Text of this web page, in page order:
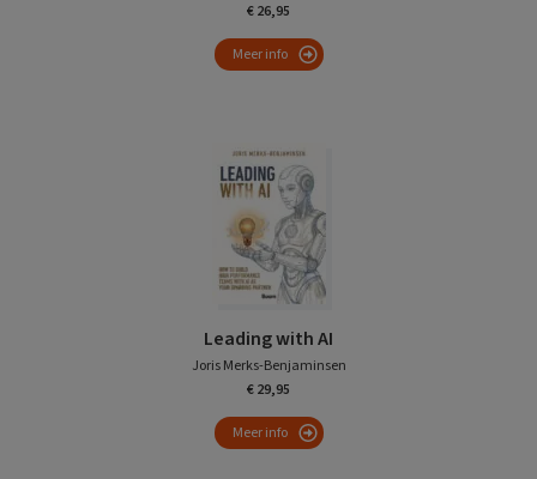
€ 26,95
Meer info
Leading with AI
Joris Merks-Benjaminsen
€ 29,95
Meer info